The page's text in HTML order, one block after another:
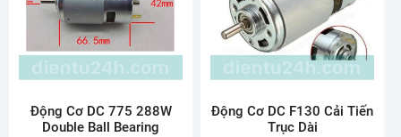
Động Cơ DC 775 288W
Double Ball Bearing
Động Cơ DC F130 Cải Tiến
Trục Dài